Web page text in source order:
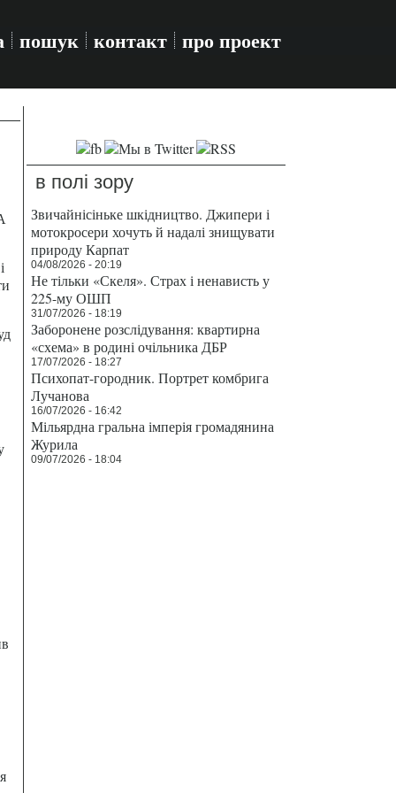
пошук контакт про проект
в полі зору
Звичайнісіньке шкідництво. Джипери і
мотокросери хочуть й надалі знищувати
природу Карпат
04/08/2026 - 20:19
Не тільки «Скеля». Страх і ненависть у
225-му ОШП
31/07/2026 - 18:19
Заборонене розслідування: квартирна
«схема» в родині очільника ДБР
17/07/2026 - 18:27
Психопат-городник. Портрет комбрига
Лучанова
16/07/2026 - 16:42
Мільярдна гральна імперія громадянина
Журила
09/07/2026 - 18:04